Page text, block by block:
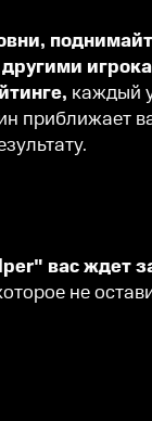
другими
каждый
приближает
вас ждет
не